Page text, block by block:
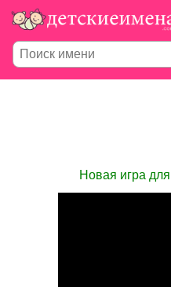
Новая игра